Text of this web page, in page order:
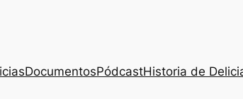
DocumentosPódcastHistoria de